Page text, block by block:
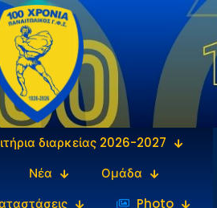
διαρκείας 2026-2027
Νέα
Ομάδα
‎‏‏‎ ‎Photo